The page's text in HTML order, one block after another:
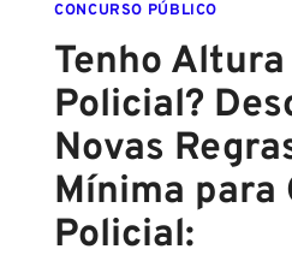
CONCURSO PÚBLICO
Tenho
Policial?
Novas
Mínima para
Policial: